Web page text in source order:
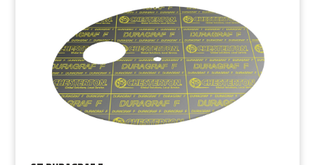
grafitpackning belagd med ett lager polymer på
var sida för att motverka fastbränning […]